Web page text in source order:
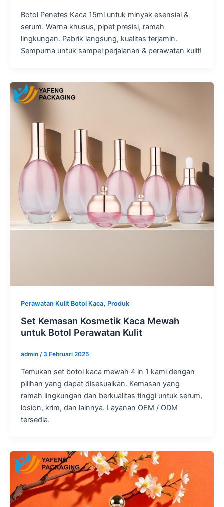
Botol Penetes Kaca 15ml untuk minyak esensial &
serum. Warna khusus, pipet presisi, ramah
lingkungan. Pabrik langsung, kualitas terjamin.
Sempurna untuk sampel perjalanan & perawatan kulit!
Perawatan Kulit Botol Kaca, Produk
Set Kemasan Kosmetik Kaca Mewah
untuk Botol Perawatan Kulit
admin /3 Februari 2025
Temukan set botol kaca mewah 4 in 1 kami dengan
pilihan yang dapat disesuaikan. Kemasan yang
ramah lingkungan dan berkualitas tinggi untuk serum,
losion, krim, dan lainnya. Layanan OEM / ODM
tersedia.